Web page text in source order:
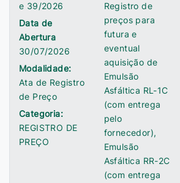
e 39/2026
Data de
Abertura
30/07/2026
Modalidade:
Ata de Registro
de Preço
Categoria:
REGISTRO DE
PREÇO
Registro de
preços para
futura e
eventual
aquisição de
Emulsão
Asfáltica RL-1C
(com entrega
pelo
fornecedor),
Emulsão
Asfáltica RR-2C
(com entrega